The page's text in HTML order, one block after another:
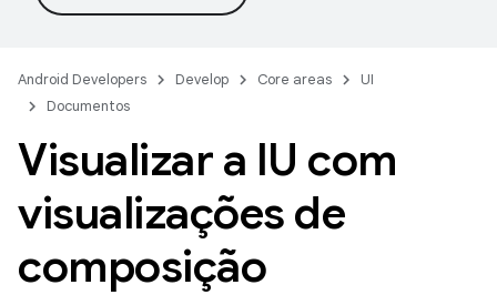
Android Developers Develop Core areas
UI
Documentos
Visualizar a IU com
visualizações de
composição